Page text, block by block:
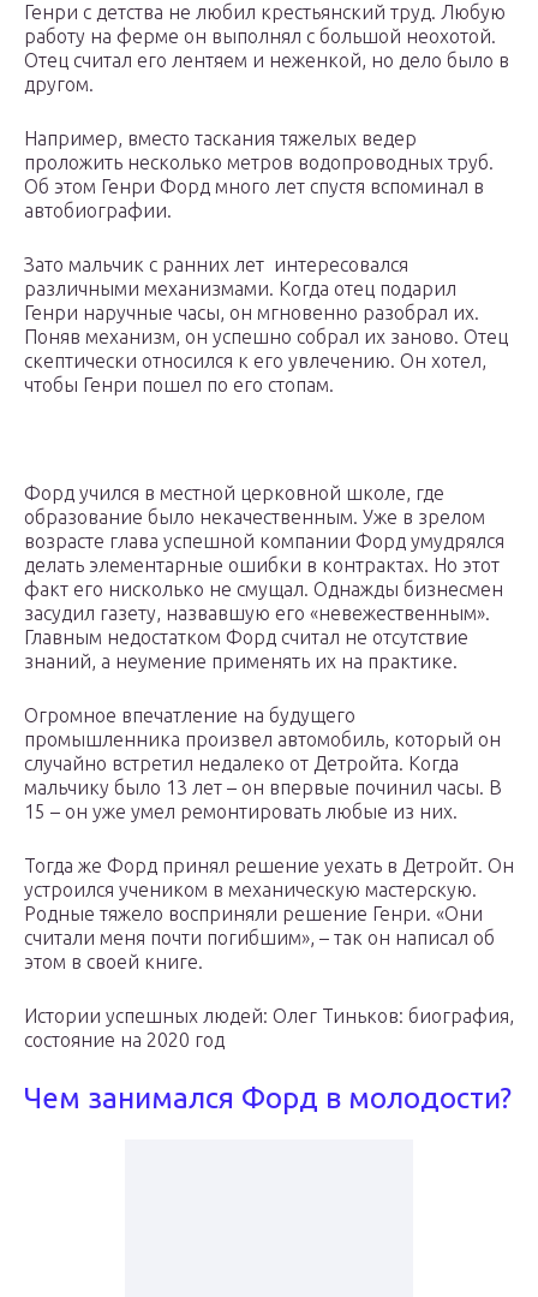
Генри с детства не любил крестьянский труд. Любую
работу на ферме он выполнял с большой неохотой.
Отец считал его лентяем и неженкой, но дело было в
другом.
Например, вместо таскания тяжелых ведер
проложить несколько метров водопроводных труб.
Об этом Генри Форд много лет спустя вспоминал в
автобиографии.
Зато мальчик с ранних лет интересовался
различными механизмами. Когда отец подарил
Генри наручные часы, он мгновенно разобрал их.
Поняв механизм, он успешно собрал их заново. Отец
скептически относился к его увлечению. Он хотел,
чтобы Генри пошел по его стопам.
Форд учился в местной церковной школе, где
образование было некачественным. Уже в зрелом
возрасте глава успешной компании Форд умудрялся
делать элементарные ошибки в контрактах. Но этот
факт его нисколько не смущал. Однажды бизнесмен
засудил газету, назвавшую его «невежественным».
Главным недостатком Форд считал не отсутствие
знаний, а неумение применять их на практике.
Огромное впечатление на будущего
промышленника произвел автомобиль, который он
случайно встретил недалеко от Детройта. Когда
мальчику было 13 лет – он впервые починил часы. В
15 – он уже умел ремонтировать любые из них.
Тогда же Форд принял решение уехать в Детройт. Он
устроился учеником в механическую мастерскую.
Родные тяжело восприняли решение Генри. «Они
считали меня почти погибшим», – так он написал об
этом в своей книге.
Истории успешных людей: Олег Тиньков: биография,
состояние на 2020 год
Чем занимался Форд в молодости?